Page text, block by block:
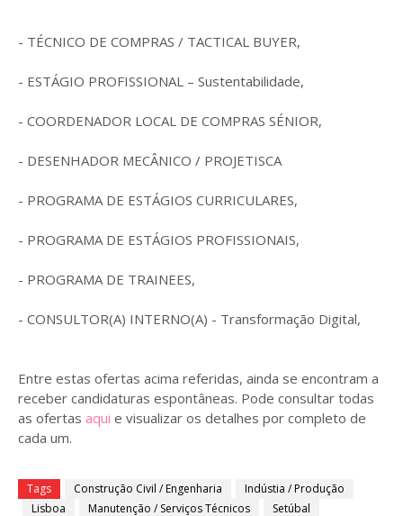
- TÉCNICO DE COMPRAS / TACTICAL BUYER,
- ESTÁGIO PROFISSIONAL – Sustentabilidade,
- COORDENADOR LOCAL DE COMPRAS SÉNIOR,
- DESENHADOR MECÂNICO / PROJETISCA
- PROGRAMA DE ESTÁGIOS CURRICULARES,
- PROGRAMA DE ESTÁGIOS PROFISSIONAIS,
- PROGRAMA DE TRAINEES,
- CONSULTOR(A) INTERNO(A) - Transformação Digital,
Entre estas ofertas acima referidas, ainda se encontram a
receber candidaturas espontâneas. Pode consultar todas
as ofertas aqui e visualizar os detalhes por completo de
cada um.
Tags Construção Civil / Engenharia
Indústia / Produção
Lisboa
Manutenção / Serviços Técnicos Setúbal